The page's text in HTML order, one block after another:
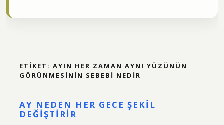
ETIKET: AYIN HER ZAMAN AYNI YÜZÜNÜN
GÖRÜNMESININ SEBEBI NEDIR
AY NEDEN HER GECE ŞEKIL
DEĞIŞTIRIR